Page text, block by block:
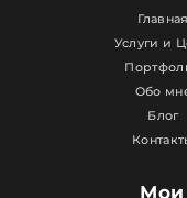
Главная
Услуги и
Обо
Блог
Мои